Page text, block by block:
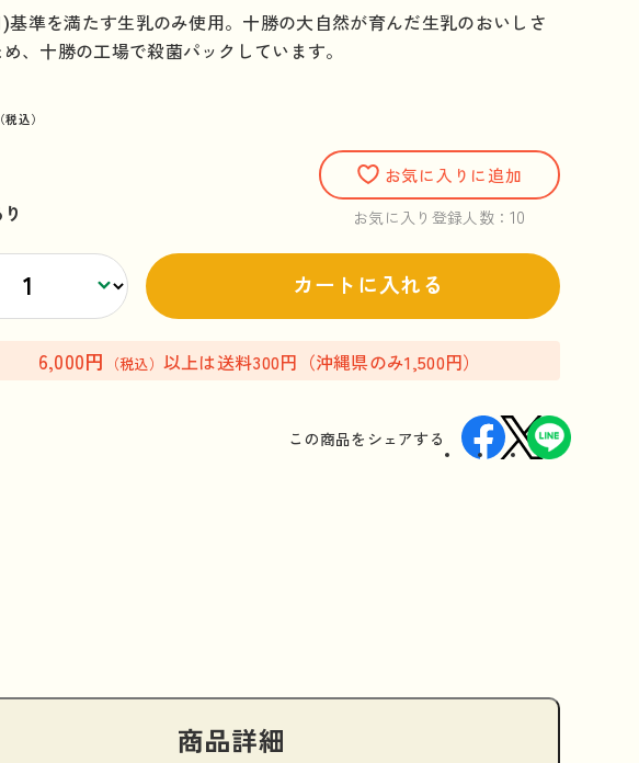
準を満たす生乳のみ使用。十勝の大自然が育んだ生乳のおいしさ
、十勝の工場で殺菌パックしています。
税込）
お気に入りに追加
お気に入り登録人数：10
カートに入れる
6,000円 （税込） 以上は送料300円（沖縄県のみ1,500円）
この商品を シェアする
商品詳細